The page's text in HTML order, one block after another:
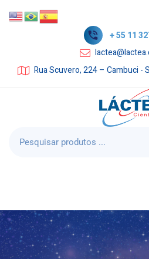
+ 55 11
Rua Scuvero, 224 – Cambuci -